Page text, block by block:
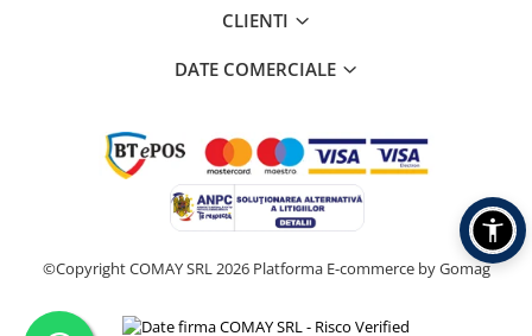
CLIENTI
DATE COMERCIALE
©Copyright COMAY SRL 2026 Platforma E-commerce by Gomag